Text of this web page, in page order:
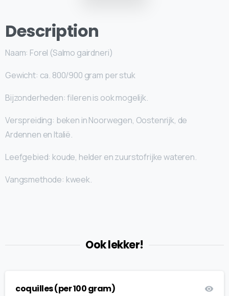
Description
Naam: Forel (Salmo gairdneri)
Gewicht: ca. 800/900 gram per stuk
Bijzonderheden: fileren is ook mogelijk.
Verspreiding: beken in Noorwegen, Oostenrijk, de
Ardennen en Italië.
Leefgebied: koude, helder en zuurstofrijke wateren.
Vangsmethode: kweek.
Ook lekker!
coquilles (per 100 gram)